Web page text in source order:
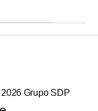
2026 Grupo SDP